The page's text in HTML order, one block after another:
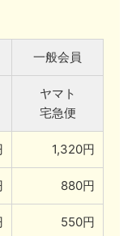
一般会員
ヤマト
宅急便
1,320円
880円
550円